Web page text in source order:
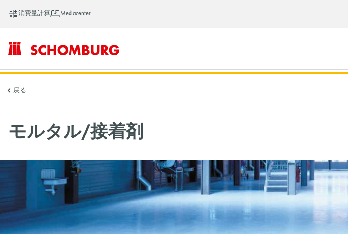
消費量計算 Mediacenter
SCHOMBURG
戻る
モルタル/接着剤